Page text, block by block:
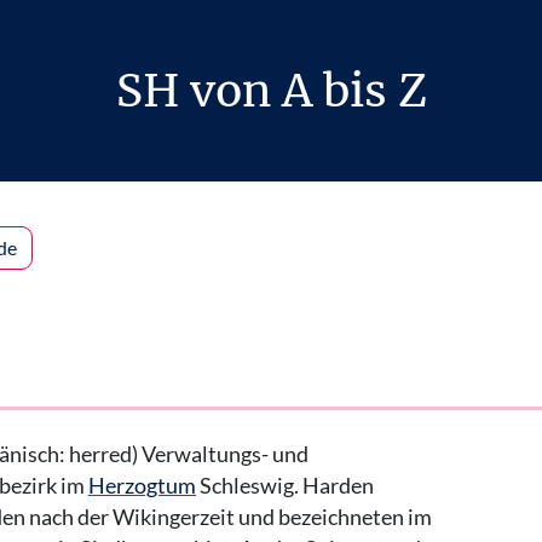
SH von A bis Z
herred) Verwaltungs- und
im HerzogtumSchleswig. Harden
nach der Wikingerzeit und bezeichneten im